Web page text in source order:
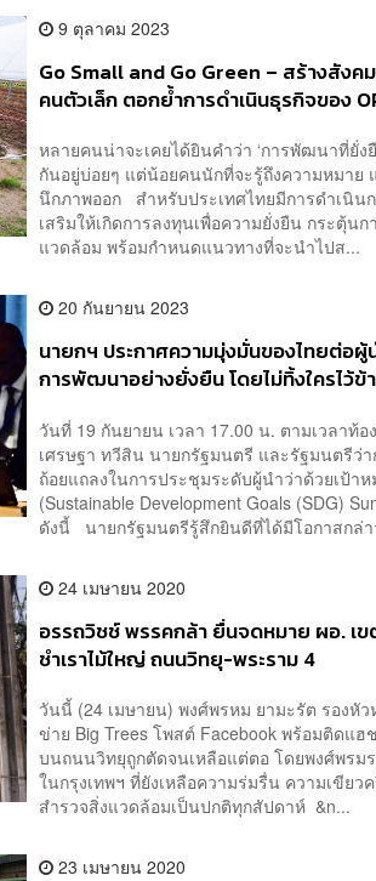
9 ตุลาคม 2023
Go Small and Go Green – สร้างสังค
คนตัวเล็ก ตอกย้ำการดำเนินธุรกิจของ
หลายคนน่าจะเคยได้ยินคำว่า ‘การพัฒนาที่ยั่ง
กันอยู่บ่อยๆ แต่น้อยคนนักที่จะรู้ถึงความหมาย
นึกภาพออก สำหรับประเทศไทยมีการดำเนินก
เสริมให้เกิดการลงทุนเพื่อความยั่งยืน กระตุ้น
แวดล้อม พร้อมกำหนดแนวทางที่จะนำไปส...
20 กันยายน 2023
นายกฯ ประกาศความมุ่งมั่นของไทยต่อผู้
การพัฒนาอย่างยั่งยืน โดยไม่ทิ้งใครไว้ข้
วันที่ 19 กันยายน เวลา 17.00 น. ตามเวลาท้
เศรษฐา ทวีสิน นายกรัฐมนตรี และรัฐมนตรีว่า
ถ้อยแถลงในการประชุมระดับผู้นำว่าด้วยเป้า
(Sustainable Development Goals (SDG)
ดังนี้ นายกรัฐมนตรีรู้สึกยินดีที่ได้มีโอกาสกล่า
24 เมษายน 2020
อรรถวิชช์ พรรคกล้า ยื่นจดหมาย ผอ. เ
ชำเราไม้ใหญ่ ถนนวิทยุ-พระราม 4
วันนี้ (24 เมษายน) พงศ์พรหม ยามะรัต รองหั
ข่าย Big Trees โพสต์ Facebook พร้อมติดแ
บนถนนวิทยุถูกตัดจนเหลือแต่ตอ โดยพงศ์พรม
ในกรุงเทพฯ ที่ยังเหลือความร่มรื่น ความเขีย
สำรวจสิ่งแวดล้อมเป็นปกติทุกสัปดาห์ &n...
23 เมษายน 2020